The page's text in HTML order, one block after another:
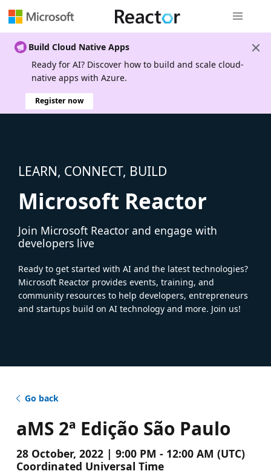
Build Cloud Native Apps
Ready for AI? Discover how to build and scale cloud-
native apps with Azure.
Register now
LEARN, CONNECT, BUILD
Microsoft Reactor
Join Microsoft Reactor and engage with
developers live
Ready to get started with AI and the latest technologies?
Microsoft Reactor provides events, training, and
community resources to help developers, entrepreneurs
and startups build on AI technology and more. Join us!
Go back
aMS 2ª Edição São Paulo
28 October, 2022 | 9:00 PM - 12:00 AM (UTC)
Coordinated Universal Time